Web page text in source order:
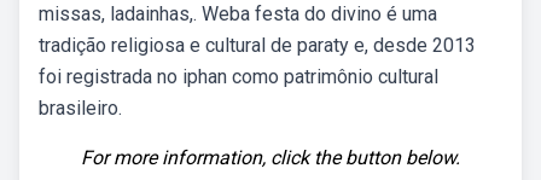
missas, ladainhas,. Weba festa do divino é uma
tradição religiosa e cultural de paraty e, desde 2013
foi registrada no iphan como patrimônio cultural
brasileiro.
For more information, click the button below.